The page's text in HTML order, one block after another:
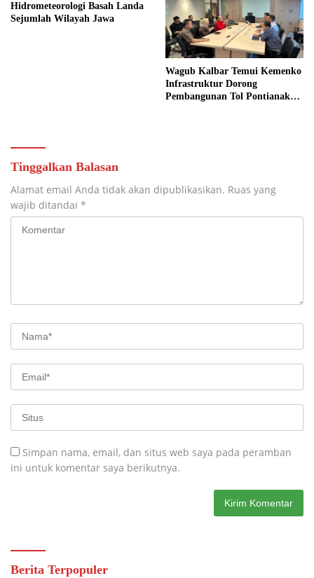
Hidrometeorologi Basah Landa
Sejumlah Wilayah Jawa
Wagub Kalbar Temui Kemenko
Infrastruktur Dorong
Pembangunan Tol Pontianak
Tinggalkan Balasan
Alamat email Anda tidak akan dipublikasikan. Ruas yang
wajib ditandai *
Simpan nama, email, dan situs web saya pada peramban
ini untuk komentar saya berikutnya.
Berita Terpopuler